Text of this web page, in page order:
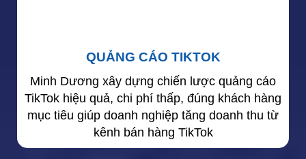
QUẢNG CÁO TIKTOK
Minh Dương xây dựng chiến lược quảng cáo
TikTok hiệu quả, chi phí thấp, đúng khách hàng
mục tiêu giúp doanh nghiệp tăng doanh thu từ
kênh bán hàng TikTok